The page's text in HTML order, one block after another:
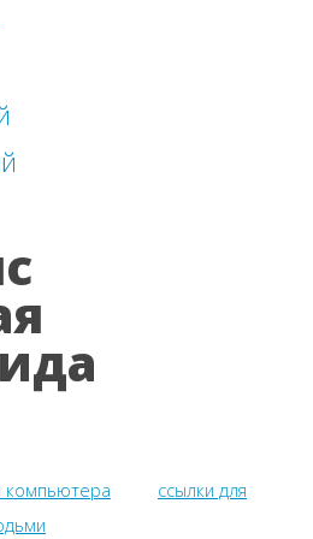
компьютера
ссылки для